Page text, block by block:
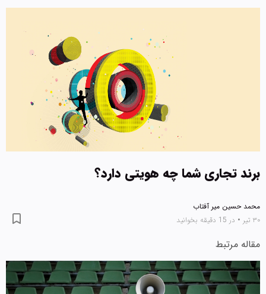
برند تجاری شما چه هویتی دارد؟
محمد حسین میر آفتاب
۳۰ تیر
• در 15 دقیقه بخوانید
مقاله مرتبط